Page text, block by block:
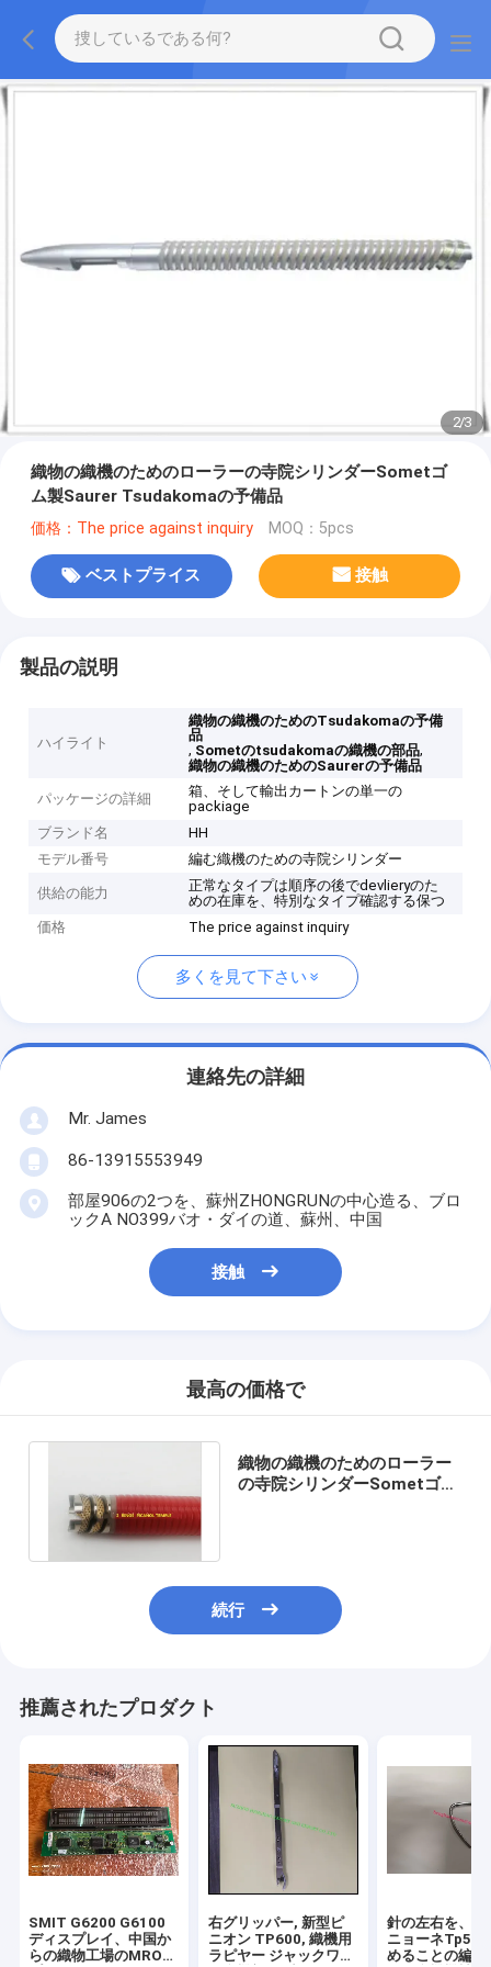
2/3
織物の織機のためのローラーの寺院シリンダーSometゴ
ム製Saurer Tsudakomaの予備品
価格：The price against inquiry MOQ：5pcs
ベストプライス 接触
製品の説明
ハイライト
織物の織機のためのTsudakomaの予備
品
, Sometのtsudakomaの織機の部品,
織物の織機のためのSaurerの予備品
パッケージの詳細
箱、そして輸出カートンの単一の
packiage
ブランド名
HH
モデル番号
編む織機のための寺院シリンダー
供給の能力
正常なタイプは順序の後でdevlieryのた
めの在庫を、特別なタイプ確認する保つ
価格
The price against inquiry
多くを見て下さい
連絡先の詳細
Mr. James
86-13915553949
部屋906の2つを、蘇州ZHONGRUNの中心造る、ブロ
ックA NO399バオ・ダイの道、蘇州、中国
接触
最高の価格で
織物の織機のためのローラー
の寺院シリンダーSometゴム
続行
推薦されたプロダクト
SMIT G6200 G6100
ディスプレイ、中国か
らの織物工場のMROサ
右グリッパー, 新型ピ
ニオン TP600, 織機用
ラピヤー ジャックワー
針の左右を、
ニョーネ
めることの編む